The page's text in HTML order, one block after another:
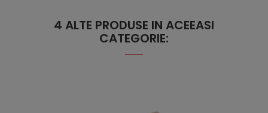
4 ALTE PRODUSE IN ACEEASI
CATEGORIE: